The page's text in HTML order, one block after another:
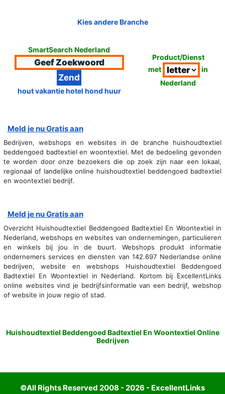
Kies andere Branche
SmartSearch Nederland
hout vakantie hotel hond huur
Product/Dienst
met
in
Nederland
Meld je nu Gratis aan
Bedrijven, webshops en websites in de branche huishoudtextiel
beddengoed badtextiel en woontextiel. Met de bedoeling gevonden
te worden door onze bezoekers die op zoek zijn naar een lokaal,
regionaal of landelijke online huishoudtextiel beddengoed badtextiel
en woontextiel bedrijf.
Meld je nu Gratis aan
Overzicht Huishoudtextiel Beddengoed Badtextiel En Woontextiel in
Nederland, webshops en websites van ondernemingen, particulieren
en winkels bij jou in de buurt. Webshops produkt informatie
ondernemers services en diensten van 142.697 Nederlandse online
bedrijven, website en webshops Huishoudtextiel Beddengoed
Badtextiel En Woontextiel in Nederland. Kortom bij ExcellentLinks
online websites vind je bedrijfsinformatie van een bedrijf, webshop
of website in jouw regio of stad.
Huishoudtextiel Beddengoed Badtextiel En Woontextiel Online
Bedrijven
©All Rights Reserved 2008 - 2026 - ExcellentLinks